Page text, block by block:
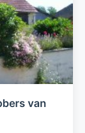
van